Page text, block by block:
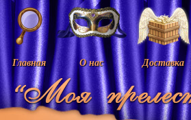
Главная О нас Доставка